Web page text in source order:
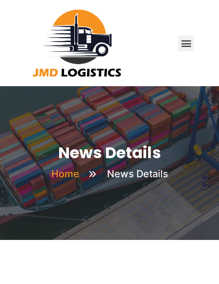
News Details
Home News Details